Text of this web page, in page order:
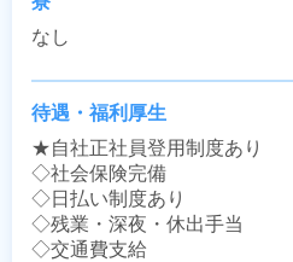
なし
待遇・福利厚生
★自社正社員登用制度あり
◇社会保険完備
◇日払い制度あり
◇残業・深夜・休出手当
◇交通費支給